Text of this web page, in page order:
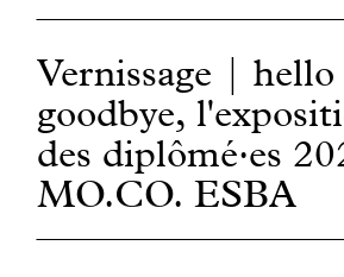
Vernissage | hello
goodbye,
des diplômé·es
MO.CO. ESBA